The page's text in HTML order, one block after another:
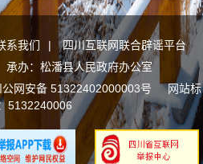
系我们 |
四川互联网联合辟谣平台
办：松潘县人民政府办公室
公网安备 51322402000003号 网站标
5132240006